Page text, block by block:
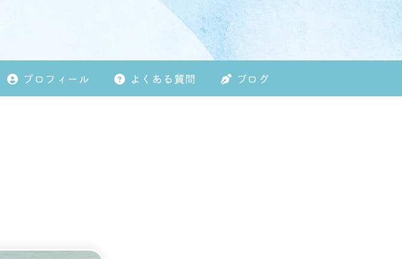
プロフィール よくある質問 ブログ